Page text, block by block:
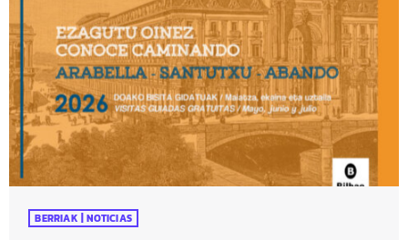
BERRIAK | NOTICIAS